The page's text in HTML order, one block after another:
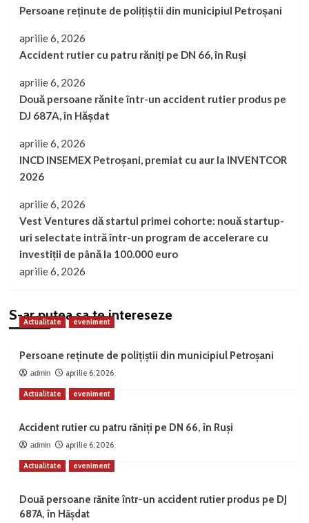
centrul
luptei
împotriva
fumatului
Persoane reținute de polițiștii din municipiul Petroșani
aprilie 6, 2026
Accident rutier cu patru răniți pe DN 66, în Ruși
aprilie 6, 2026
Două persoane rănite într-un accident rutier produs pe
DJ 687A, în Hășdat
aprilie 6, 2026
INCD INSEMEX Petroșani, premiat cu aur la INVENTCOR
2026
aprilie 6, 2026
Vest Ventures dă startul primei cohorte: nouă startup-
uri selectate intră într-un program de accelerare cu
investiții de până la 100.000 euro
aprilie 6, 2026
S-ar putea sa te intereseze
Actualitate eveniment
Persoane reținute de polițiștii din municipiul Petroșani
admin aprilie 6, 2026
Actualitate eveniment
Accident rutier cu patru răniți pe DN 66, în Ruși
admin aprilie 6, 2026
Actualitate eveniment
Două persoane rănite într-un accident rutier produs pe DJ
687A, în Hășdat